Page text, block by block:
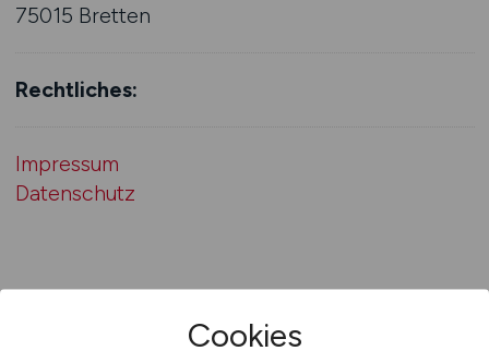
75015 Bretten
Rechtliches:
Impressum
Datenschutz
Cookies